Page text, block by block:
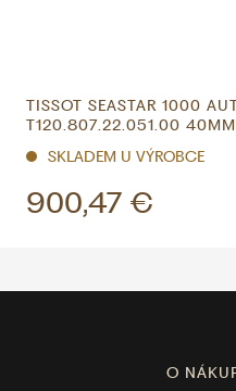
TISSOT SEASTAR 1000
T120.807.22.051.00 40MM
SKLADEM U VÝROBCE
900,47 €
O